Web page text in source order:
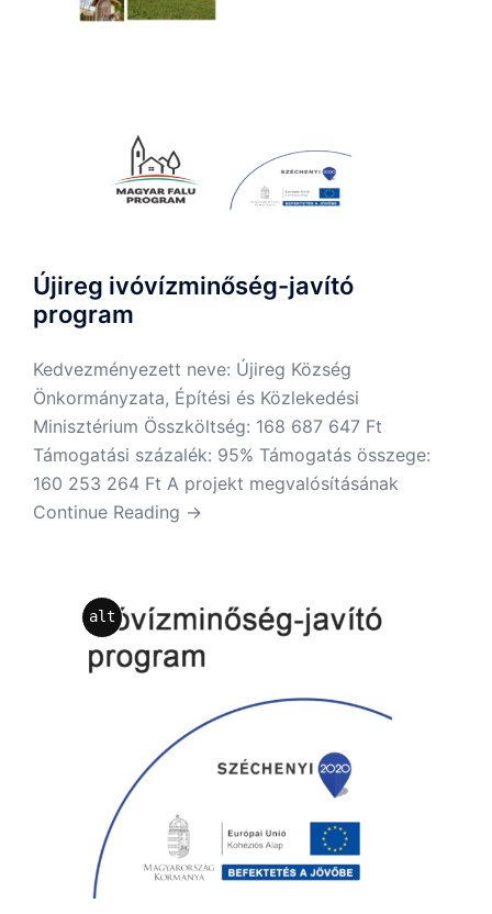
Újireg ivóvízminőség-javító
program
Kedvezményezett neve: Újireg Község
Önkormányzata, Építési és Közlekedési
Minisztérium Összköltség: 168 687 647 Ft
Támogatási százalék: 95% Támogatás összege:
160 253 264 Ft A projekt megvalósításának
Continue Reading →
alt